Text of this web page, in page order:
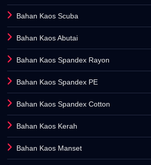
Bahan Kaos Scuba
Bahan Kaos Abutai
Bahan Kaos Spandex Rayon
Bahan Kaos Spandex PE
Bahan Kaos Spandex Cotton
Bahan Kaos Kerah
Bahan Kaos Manset